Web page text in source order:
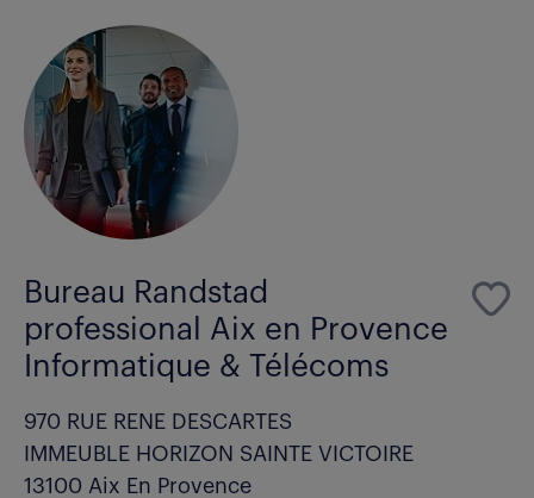
Bureau Randstad
professional Aix en Provence
Informatique & Télécoms
970 RUE RENE DESCARTES
IMMEUBLE HORIZON SAINTE VICTOIRE
13100 Aix En Provence